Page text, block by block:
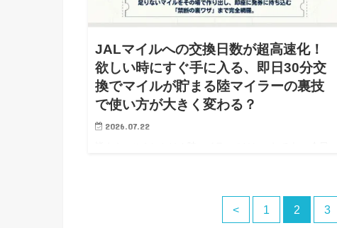
JALマイルへの交換日数が超高速化！
欲しい時にすぐ手に入る、即日30分交
換でマイルが貯まる陸マイラーの裏技
で使い方が大きく変わる？
2026.07.22
< 1 2 3